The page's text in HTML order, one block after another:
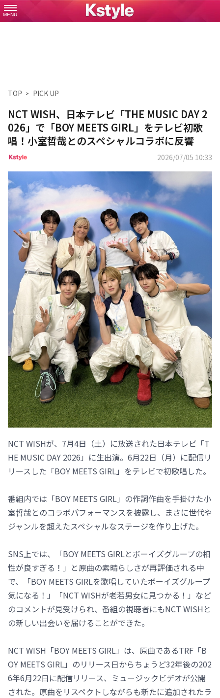
MENU
TOP PICK UP
NCT WISH、日本テレビ「THE MUSIC DAY 2
026」で「BOY MEETS GIRL」をテレビ初歌
唱！小室哲哉とのスペシャルコラボに反響
2026/07/05 10:33
NCT WISHが、7月4日（土）に放送された日本テレビ「T
HE MUSIC DAY 2026」に生出演。6月22日（月）に配信リ
リースした「BOY MEETS GIRL」をテレビで初歌唱した。
番組内では「BOY MEETS GIRL」の作詞作曲を手掛けた小
室哲哉とのコラボパフォーマンスを披露し、まさに世代や
ジャンルを超えたスペシャルなステージを作り上げた。
SNS上では、「BOY MEETS GIRLとボーイズグループの相
性が良すぎる！」と原曲の素晴らしさが再評価される中
で、「BOY MEETS GIRLを歌唱していたボーイズグループ
気になる！」「NCT WISHが老若男女に見つかる！」など
のコメントが見受けられ、番組の視聴者にもNCT WISHと
の新しい出会いを届けることができた。
NCT WISH「BOY MEETS GIRL」は、原曲であるTRF「B
OY MEETS GIRL」のリリース日からちょうど32年後の202
6年6月22日に配信リリース、ミュージックビデオが公開
された。原曲をリスペクトしながらも新たに追加されたラ